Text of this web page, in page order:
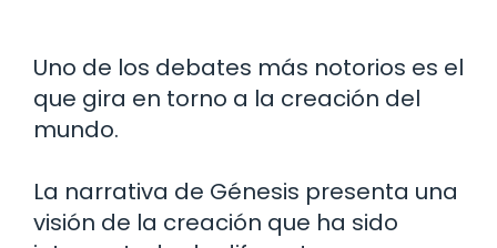
Uno de los debates más notorios es el
que gira en torno a la creación del
mundo.
La narrativa de Génesis presenta una
visión de la creación que ha sido